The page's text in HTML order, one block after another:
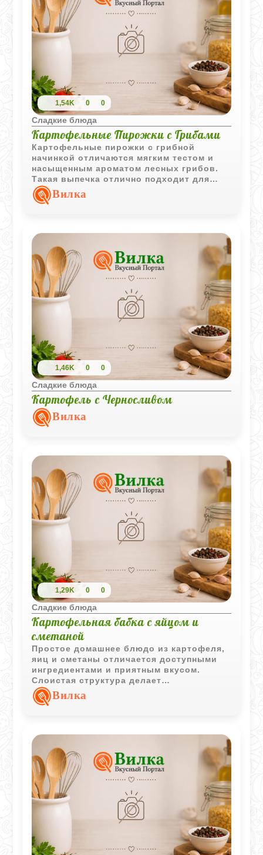
1,54K 0 0
Сладкие блюда
Картофельные Пирожки с Грибами
Картофельные пирожки с грибной
начинкой отличаются мягким тестом и
насыщенным ароматом лесных грибов.
Такая выпечка отлично подходит для
семейного обеда, ужина или подачи в
качестве самостоятельной закуски.
Вилка
1,46K 0 0
Сладкие блюда
Картофель с Черносливом
Вилка
1,29K 0 0
Сладкие блюда
Картофельная бабка с яйцом и
сметаной
Простое домашнее блюдо из картофеля,
яиц и сметаны отличается доступными
ингредиентами и приятным вкусом.
Слоистая структура делает
картофельную бабку сытной и
подходящей как для обеда, так и для
Вилка